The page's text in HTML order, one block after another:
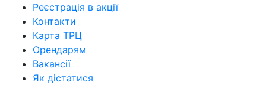
Реєстрація в акції
Контакти
Карта ТРЦ
Орендарям
Вакансії
Як дістатися